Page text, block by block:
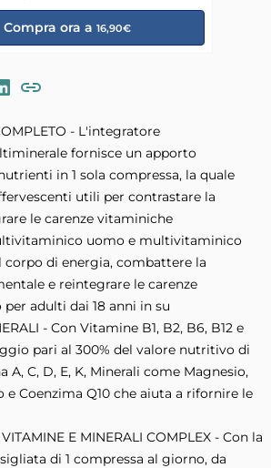
Compra ora a 16,90€
LinkedIn
- L'integratore
fornisce un apporto
in 1 sola compressa, la quale
utili per contrastare la
le carenze vitaminiche
uomo e multivitaminico
di energia, combattere la
e reintegrare le carenze
adulti dai 18 anni in su
- Con Vitamine B1, B2, B6, B12 e
pari al 300% del valore nutritivo di
C, D, E, K, Minerali come Magnesio,
e Coenzima Q10 che aiuta a rifornire le
E MINERALI COMPLEX - Con la
di 1 compressa al giorno, da